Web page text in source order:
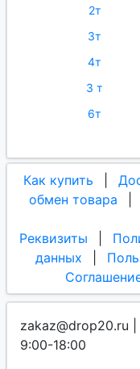
2т
3т
4т
3 т
6т
Как купить
обмен товара
Реквизиты
данных
zakaz@drop20.ru
9:00-18:00